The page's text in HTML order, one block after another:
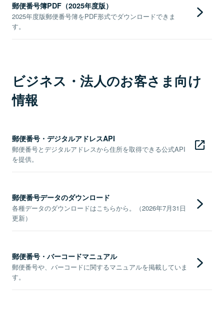
郵便番号簿PDF（2025年度版）
2025年度版郵便番号簿をPDF形式でダウンロードできま
す。
ビジネス・法人のお客さま向け
情報
郵便番号・デジタルアドレスAPI
郵便番号とデジタルアドレスから住所を取得できる公式API
を提供。
郵便番号データのダウンロード
各種データのダウンロードはこちらから。（2026年7月31日
更新）
郵便番号・バーコードマニュアル
郵便番号や、バーコードに関するマニュアルを掲載していま
す。